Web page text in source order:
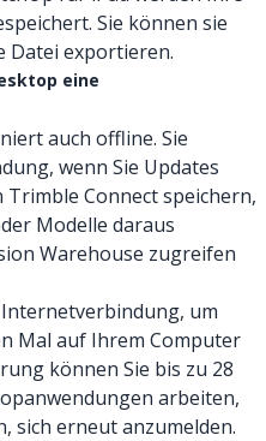
Sie können sie
Datei exportieren.
eine
auch offline. Sie
wenn Sie Updates
Connect speichern,
Modelle daraus
Warehouse zugreifen
um
Mal auf Ihrem Computer
können Sie bis zu 28
arbeiten,
sich erneut anzumelden.